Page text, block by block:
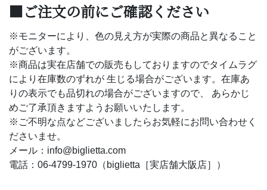
■ご注文の前にご確認ください
※モニターにより、色の見え方が実際の商品と異なること
がございます。
※商品は実在店舗での販売もしておりますのでタイムラグ
により在庫数のずれが 生じる場合がございます。在庫あ
りの表示でも品切れの場合がございますので、 あらかじ
めご了承頂きますようお願いいたします。
※ご不明な点などございましたらお気軽にお問い合わせく
ださいませ。
メール：info@biglietta.com
電話：06-4799-1970（biglietta［実店舗大阪店］）